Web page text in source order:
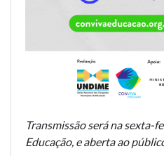
Transmissão será na sexta-
Educação, e aberta ao